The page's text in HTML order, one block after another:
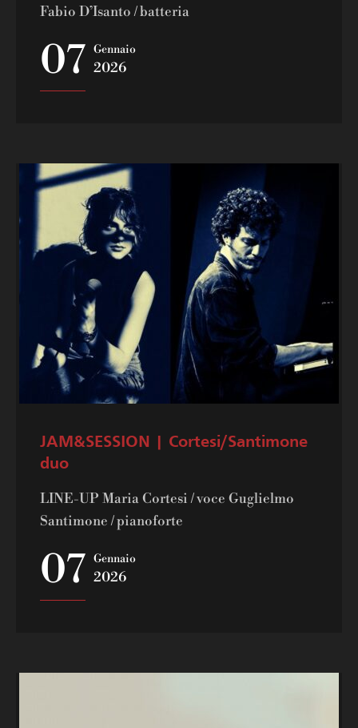
Fabio D’Isanto / batteria
07 Gennaio
2026
JAM&SESSION | Cortesi/Santimone
duo
LINE-UP Maria Cortesi / voce Guglielmo
Santimone / pianoforte
07 Gennaio
2026